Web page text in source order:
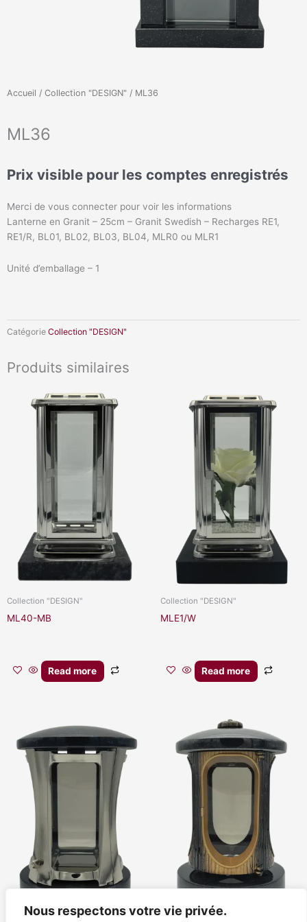
Nous respectons votre vie privée.
Accueil / Collection "DESIGN" / ML36
ML36
Prix visible pour les comptes enregistrés
Merci de vous connecter pour voir les informations
Lanterne en Granit – 25cm – Granit Swedish – Recharges RE1,
RE1/R, BL01, BL02, BL03, BL04, MLR0 ou MLR1
Unité d’emballage – 1
Catégorie Collection "DESIGN"
Produits similaires
Collection "DESIGN"
ML40-MB
Read more
Collection "DESIGN"
MLE1/W
Read more